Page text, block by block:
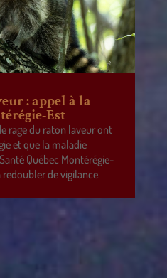
: appel à la
Est
rage du raton laveur ont
et que la maladie
Québec Montérégie-
de vigilance.